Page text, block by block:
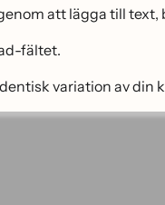
att lägga till text,
fältet.
variation av din